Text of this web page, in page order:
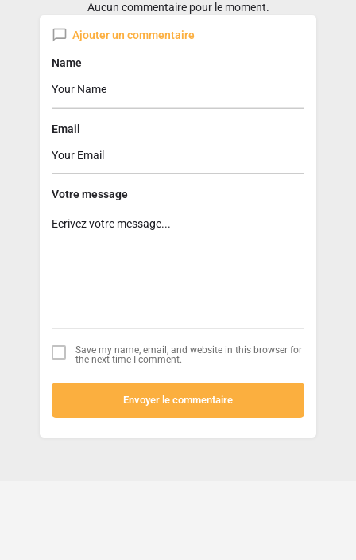
Aucun commentaire pour le moment.
Ajouter un commentaire
Name
Email
Votre message
Save my name, email, and website in this browser for
the next time I comment.
Envoyer le commentaire